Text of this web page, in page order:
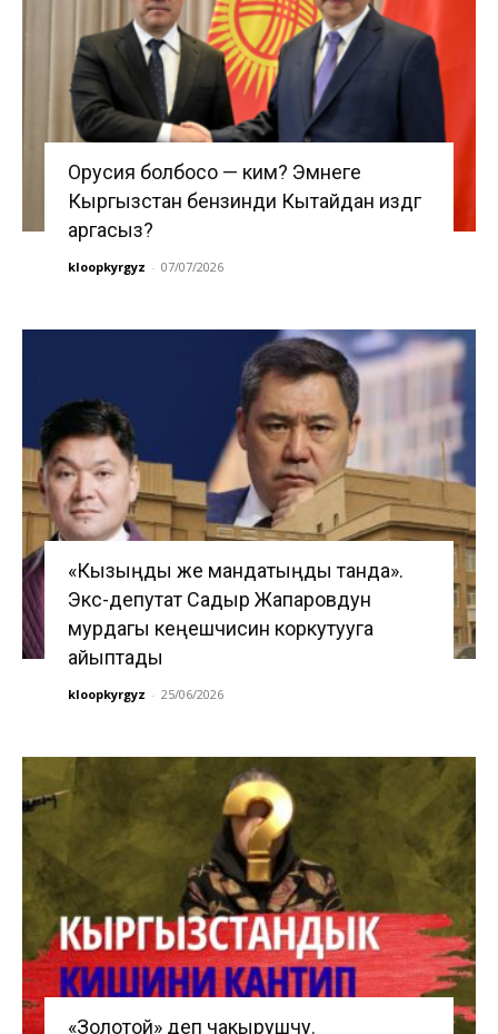
Орусия болбосо — ким? Эмнеге
Кыргызстан бензинди Кытайдан издөөгө
аргасыз?
kloopkyrgyz - 07/07/2026
«Кызыңды же мандатыңды танда».
Экс-депутат Садыр Жапаровдун
мурдагы кеңешчисин коркутууга
айыптады
kloopkyrgyz - 25/06/2026
«Золотой» деп чакырушчу.